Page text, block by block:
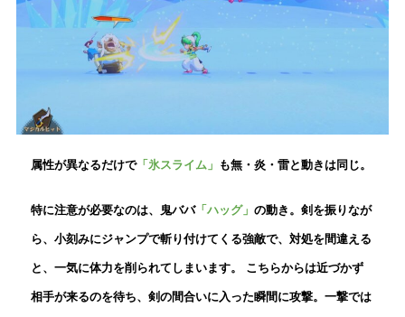
属性が異なるだけで「氷スライム」 も無・炎・雷と動きは同じ。
特に注意が必要なのは、鬼ババ「ハッグ」の動き。剣を振りなが
ら、小刻みにジャンプで斬り付けてくる強敵で、対処を間違える
と、一気に体力を削られてしまいます。 こちらからは近づかず
相手が来るのを待ち、剣の間合いに入った瞬間に攻撃。一撃では